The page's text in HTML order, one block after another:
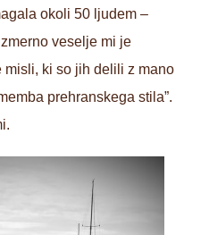
okoli 50 ljudem –
veselje mi je
ki so jih delili z mano
prehranskega stila”.